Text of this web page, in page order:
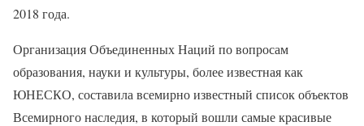
2018 года.
Организация Объединенных Наций по вопросам
образования, науки и культуры, более известная как
ЮНЕСКО, составила всемирно известный список объектов
Всемирного наследия, в который вошли самые красивые